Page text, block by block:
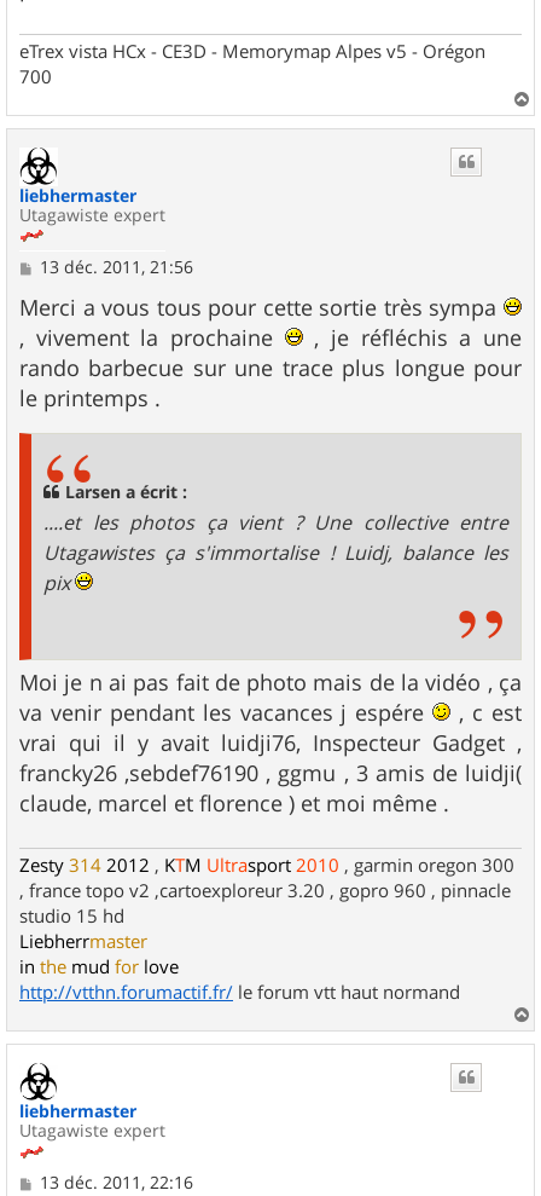
eTrex vista HCx - CE3D - Memorymap Alpes v5 - Orégon
700
a
liebhermaster
Utagawiste expert
M
s
s
a
g
e
13 déc. 2011, 21:56
Merci a vous tous pour cette sortie très sympa
, vivement la prochaine
, je réfléchis a une
rando barbecue sur une trace plus longue pour
le printemps .
Larsen a écrit :
....et les photos ça vient ? Une collective entre
Utagawistes ça s'immortalise ! Luidj, balance les
pix
Moi je n ai pas fait de photo mais de la vidéo , ça
va venir pendant les vacances j espére
, c est
vrai qui il y avait luidji76, Inspecteur Gadget ,
francky26 ,sebdef76190 , ggmu , 3 amis de luidji(
claude, marcel et florence ) et moi même .
Zesty 314 2012 , KTM Ultrasport 2010 , garmin oregon 300
, france topo v2 ,cartoexploreur 3.20 , gopro 960 , pinnacle
studio 15 hd
Liebherrmaster
in the mud for love
http://vtthn.forumactif.fr/ le forum vtt haut normand
a
liebhermaster
Utagawiste expert
M13 déc. 2011, 22:16